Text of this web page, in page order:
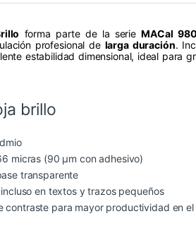
forma parte de la serieMACal
profesional de larga duración.
estabilidad dimensional, ideal para
brillo
micras (90 µm con adhesivo)
transparente
en textos y trazos pequeños
para mayor productividad en